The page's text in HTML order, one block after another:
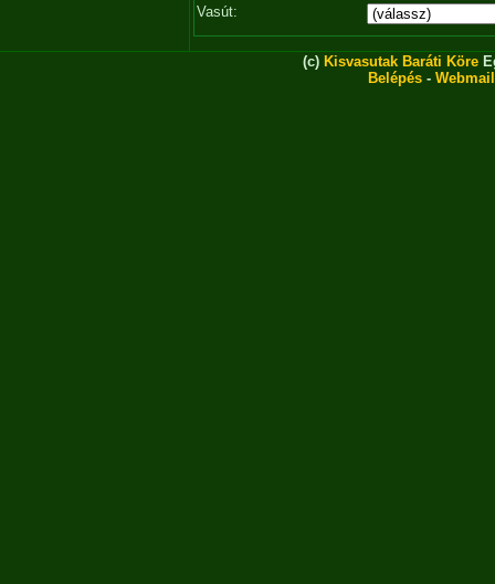
Vasút:
(c) Kisvasutak Baráti Köre
Belépés - Webmail